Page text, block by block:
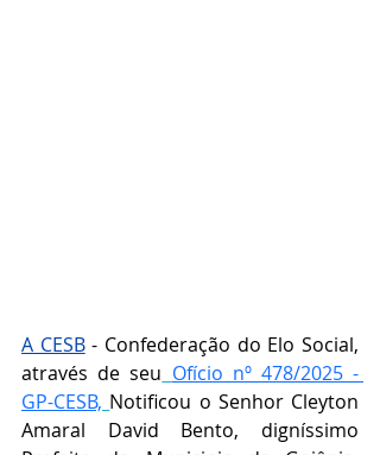
A CESB - Confederação do Elo Social,
através de seu Ofício nº 478/2025 -
GP-CESB, Notificou o Senhor Cleyton
Amaral David Bento, digníssimo